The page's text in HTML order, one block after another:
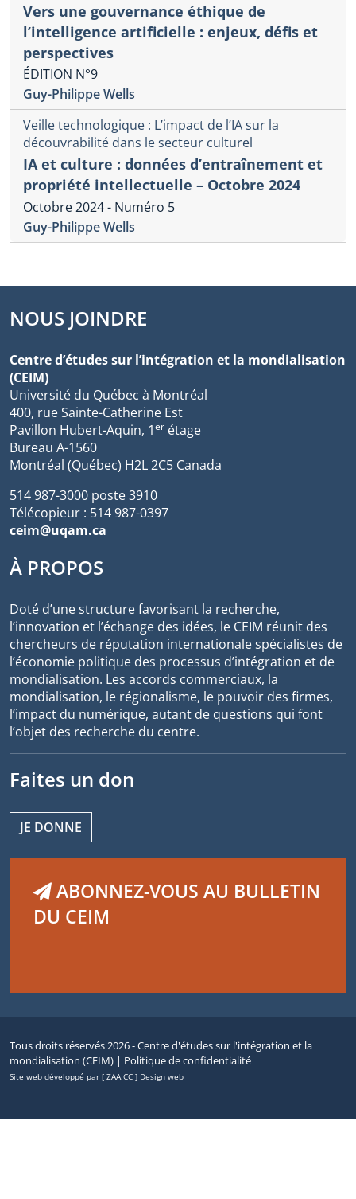
Vers une gouvernance éthique de
l’intelligence artificielle : enjeux, défis et
perspectives
ÉDITION N°9
Guy-Philippe Wells
Veille technologique : L’impact de l’IA sur la
découvrabilité dans le secteur culturel
IA et culture : données d’entraînement et
propriété intellectuelle – Octobre 2024
Octobre 2024 - Numéro 5
Guy-Philippe Wells
NOUS JOINDRE
Centre d’études sur l’intégration et la mondialisation
(CEIM)
Université du Québec à Montréal
400, rue Sainte-Catherine Est
Pavillon Hubert-Aquin, 1er étage
Bureau A-1560
Montréal (Québec) H2L 2C5 Canada
514 987-3000 poste 3910
Télécopieur : 514 987-0397
ceim@uqam.ca
À PROPOS
Doté d’une structure favorisant la recherche,
l’innovation et l’échange des idées, le CEIM réunit des
chercheurs de réputation internationale spécialistes de
l’économie politique des processus d’intégration et de
mondialisation. Les accords commerciaux, la
mondialisation, le régionalisme, le pouvoir des firmes,
l’impact du numérique, autant de questions qui font
l’objet des recherche du centre.
Faites un don
JE DONNE
ABONNEZ-VOUS AU BULLETIN
DU CEIM
Tous droits réservés 2026 - Centre d'études sur l'intégration et la
mondialisation (CEIM) | Politique de confidentialité
Site web développé par [ ZAA.CC ] Design web